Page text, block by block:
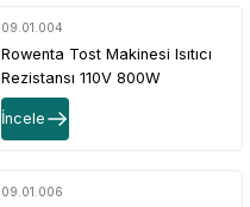
09.01.004
Rowenta Tost Makinesi Isıtıcı
Rezistansı 110V 800W
İncele
09.01.006